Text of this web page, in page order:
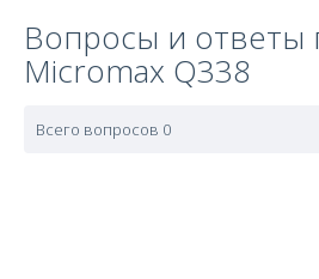
Вопросы и ответы
Micromax Q338
Всего вопросов 0